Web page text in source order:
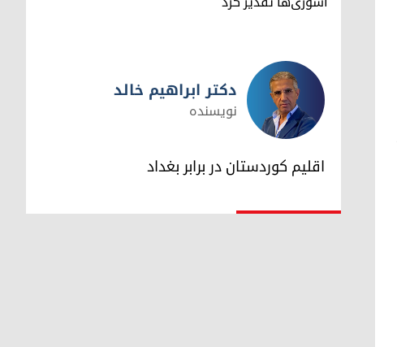
دکتر ابراهیم خالد
دکتر ابراهیم خالد
نویسنده
اقلیم کوردستان در برابر بغداد